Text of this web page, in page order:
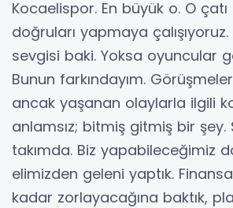
Kocaelispor. En büyük o. O çatı
doğruları yapmaya
sevgisi baki. Yoksa oyuncular
Bunun farkındayım.
ancak yaşanan olaylarla ilgili
anlamsız; bitmiş gitmiş bir
takımda. Biz yapabileceğimiz
elimizden geleni yaptık.
kadar zorlayacağına baktık,